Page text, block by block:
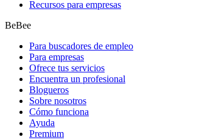
Recursos para empresas
BeBee
Para buscadores de empleo
Para empresas
Ofrece tus servicios
Encuentra un profesional
Blogueros
Sobre nosotros
Cómo funciona
Ayuda
Premium